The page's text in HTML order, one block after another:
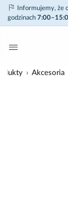
Informujemy, że
godzinach
Akcesoria